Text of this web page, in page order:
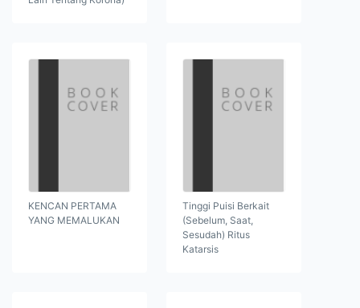
KENCAN PERTAMA
YANG MEMALUKAN
Tinggi Puisi Berkait
(Sebelum, Saat,
Sesudah) Ritus
Katarsis